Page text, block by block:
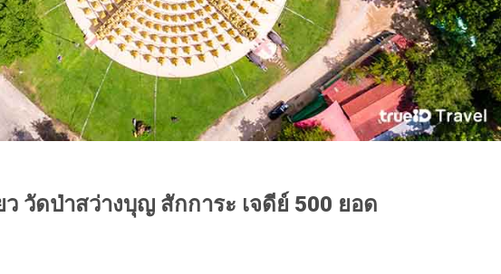
ว วัดป่าสว่างบุญ สักการะ เจดีย์ 500 ยอด